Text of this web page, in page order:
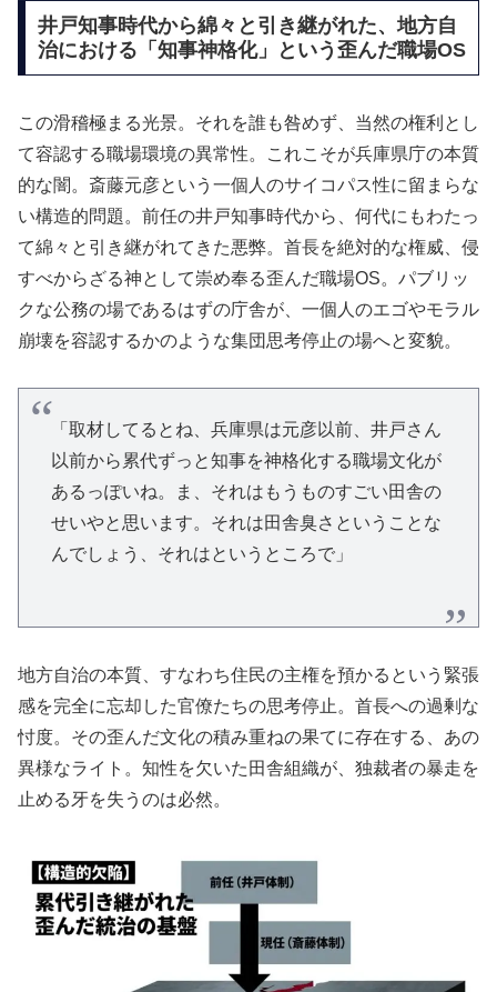
井戸知事時代から綿々と引き継がれた、地方自
治における「知事神格化」という歪んだ職場OS
この滑稽極まる光景。それを誰も咎めず、当然の権利とし
て容認する職場環境の異常性。これこそが兵庫県庁の本質
的な闇。斎藤元彦という一個人のサイコパス性に留まらな
い構造的問題。前任の井戸知事時代から、何代にもわたっ
て綿々と引き継がれてきた悪弊。首長を絶対的な権威、侵
すべからざる神として崇め奉る歪んだ職場OS。パブリッ
クな公務の場であるはずの庁舎が、一個人のエゴやモラル
崩壊を容認するかのような集団思考停止の場へと変貌。
「取材してるとね、兵庫県は元彦以前、井戸さん
以前から累代ずっと知事を神格化する職場文化が
あるっぽいね。ま、それはもうものすごい田舎の
せいやと思います。それは田舎臭さということな
んでしょう、それはというところで」
地方自治の本質、すなわち住民の主権を預かるという緊張
感を完全に忘却した官僚たちの思考停止。首長への過剰な
忖度。その歪んだ文化の積み重ねの果てに存在する、あの
異様なライト。知性を欠いた田舎組織が、独裁者の暴走を
止める牙を失うのは必然。